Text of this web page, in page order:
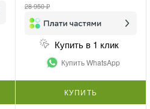
28 950 ₽
Купить в 1 клик
Купить WhatsApp
КУПИТЬ